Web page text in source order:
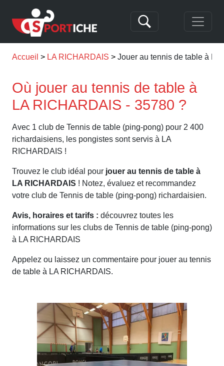
Accueil LA RICHARDAIS Jouer au tennis de table à LA
Où jouer au tennis de table à
LA RICHARDAIS - 35780 ?
Avec 1 club de Tennis de table (ping-pong) pour 2 400
richardaisiens, les pongistes sont servis à LA
RICHARDAIS !
Trouvez le club idéal pour jouer au tennis de table à
LA RICHARDAIS ! Notez, évaluez et recommandez
votre club de Tennis de table (ping-pong) richardaisien.
Avis, horaires et tarifs : découvrez toutes les
informations sur les clubs de Tennis de table (ping-pong)
à LA RICHARDAIS
Appelez ou laissez un commentaire pour jouer au tennis
de table à LA RICHARDAIS.